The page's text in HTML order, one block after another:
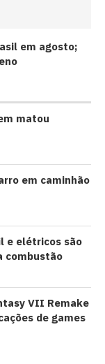
em agosto;
matou
em caminhão
e elétricos são
combustão
VII Remake
de games